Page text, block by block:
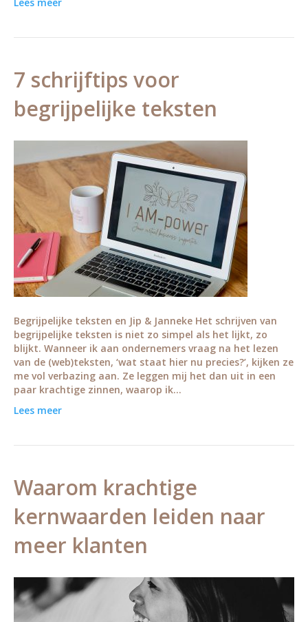
Lees meer
7 schrijftips voor
begrijpelijke teksten
Begrijpelijke teksten en Jip & Janneke Het schrijven van
begrijpelijke teksten is niet zo simpel als het lijkt, zo
blijkt. Wanneer ik aan ondernemers vraag na het lezen
van de (web)teksten, ‘wat staat hier nu precies?’, kijken ze
me vol verbazing aan. Ze leggen mij het dan uit in een
paar krachtige zinnen, waarop ik…
Lees meer
Waarom krachtige
kernwaarden leiden naar
meer klanten